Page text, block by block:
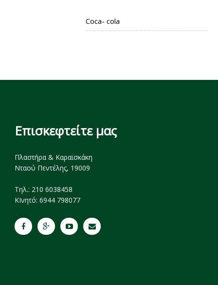
Coca- cola
Επισκεφτείτε μας
Πλαστήρα & Καραϊσκάκη
Νταού Πεντέλης, 19009
Tηλ.: 210 6038458
ΚΙνητό: 6944 798077